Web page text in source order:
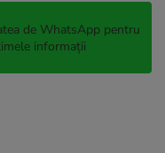
de WhatsApp pentru
informații